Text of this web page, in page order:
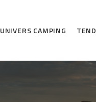
UNIVERS CAMPING